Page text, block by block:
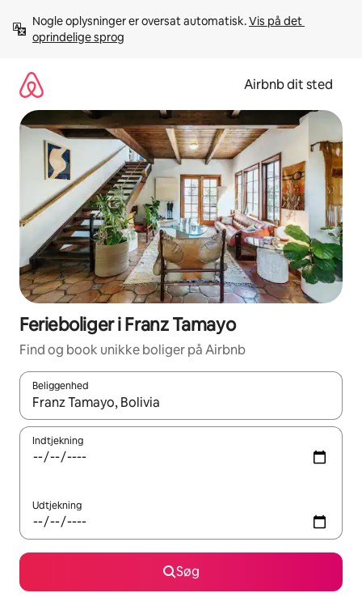
videre
Nogle oplysninger er oversat automatisk. Vis på det
oprindelige sprog
Airbnb dit sted
Ferieboliger i Franz Tamayo
Find og book unikke boliger på Airbnb
Beliggenhed
Når resultaterne er tilgængelige, skal du navigere med
Indtjekning
Udtjekning
Søg